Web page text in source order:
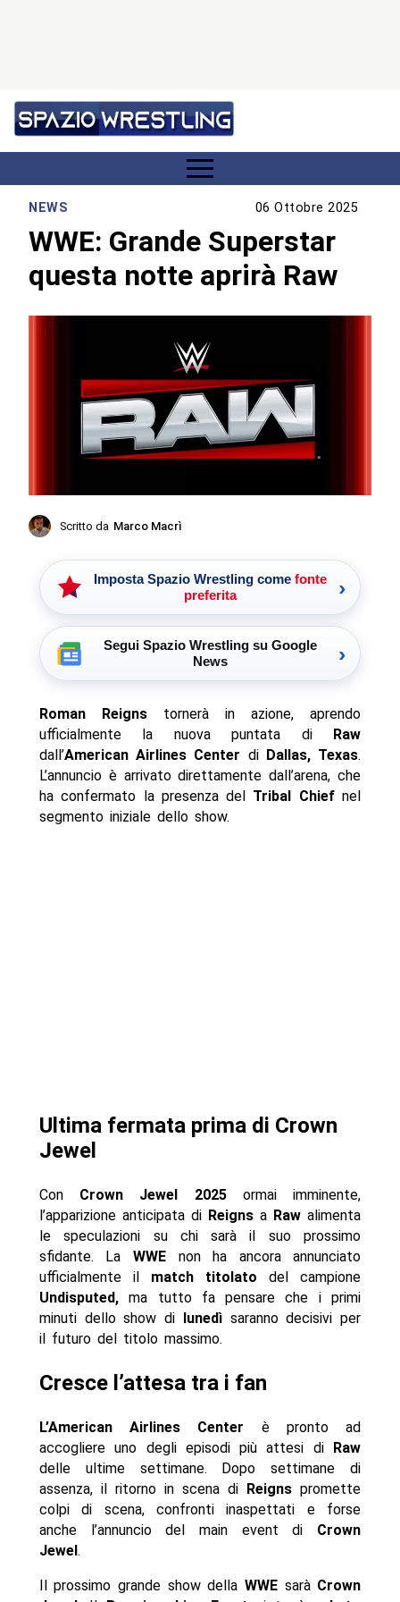
NEWS 06 Ottobre 2025
WWE: Grande Superstar
questa notte aprirà Raw
Scritto da Marco Macrì
Imposta Spazio Wrestling come fonte
preferita
›
Segui Spazio Wrestling su Google
News
›
Roman Reignstornerà in azione, aprendo
ufficialmente la nuova puntata di
Raw
dall’American Airlines Center di Dallas, Texas.
L’annuncio è arrivato direttamente dall’arena, che
ha confermato la presenza del Tribal Chiefnel
segmento iniziale dello show.
Ultima fermata prima di Crown
Jewel
Con Crown Jewel 2025ormai imminente,
l’apparizione anticipata di Reigns a Raw alimenta
le speculazioni su chi sarà il suo prossimo
sfidante. La WWEnon ha ancora annunciato
ufficialmente il match titolato del campione
Undisputed,ma tutto fa pensare che i primi
minuti dello show di
lunedìsaranno decisivi per
il futuro del titolo massimo.
Cresce l’attesa tra i fan
L’American Airlines Center è pronto ad
accogliere uno degli episodi più attesi di
Raw
delle ultime settimane. Dopo settimane di
assenza, il ritorno in scena di
Reigns promette
colpi di scena, confronti inaspettati e forse
anche l’annuncio del main event di Crown
Jewel .
Il prossimo grande show della WWEsarà Crown